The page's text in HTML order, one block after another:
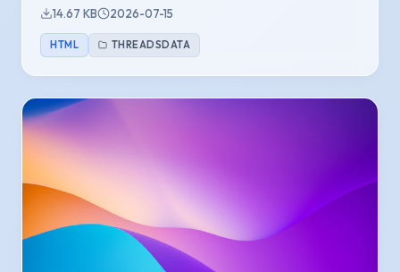
14.67 KB 2026-07-15
HTML THREADSDATA